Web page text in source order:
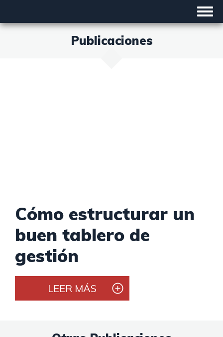
Toggle
Publicaciones
Cómo estructurar un
buen tablero de
gestión
LEER MÁS